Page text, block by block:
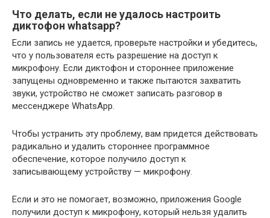
Что делать, если не удалось настроить
диктофон whatsapp?
Если запись не удается, проверьте настройки и убедитесь,
что у пользователя есть разрешение на доступ к
микрофону. Если диктофон и стороннее приложение
запущены одновременно и также пытаются захватить
звуки, устройство не сможет записать разговор в
мессенджере WhatsApp.
Чтобы устранить эту проблему, вам придется действовать
радикально и удалить стороннее программное
обеспечение, которое получило доступ к
записывающему устройству — микрофону.
Если и это не помогает, возможно, приложения Google
получили доступ к микрофону, который нельзя удалить